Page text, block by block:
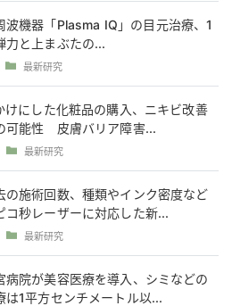
波機器「Plasma IQ」の目元治療、1
力と上まぶたの...
最新研究
けにした化粧品の購入、ニキビ改善
可能性 皮膚バリア障害...
最新研究
の施術回数、種類やインク密度など
秒レーザーに対応した新...
最新研究
病院が美容医療を導入、シミなどの
は1平方センチメートル以...